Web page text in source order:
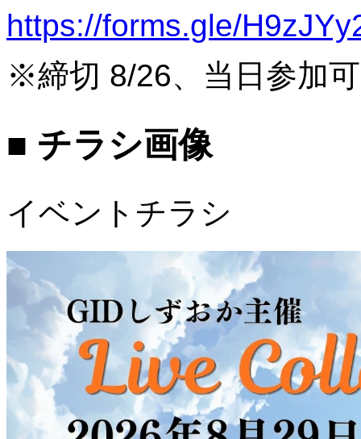
https://forms.gle/
※締切 8/26、当日参加可
■ チラシ画像
イベントチラシ